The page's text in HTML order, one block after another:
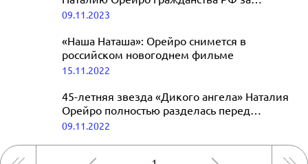
пропаганду ЛГБТ
09.11.2023
«Наша Наташа»: Орейро снимется в
российском новогоднем фильме
15.11.2022
45-летняя звезда «Дикого ангела» Наталия
Орейро полностью разделась перед
камерой
09.11.2022